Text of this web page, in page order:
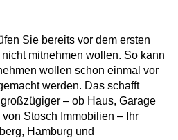
Sie bereits vor dem ersten
mitnehmen wollen. So kann
wollen schon einmal vor
werden. Das schafft
– ob Haus, Garage
Stosch Immobilien – Ihr
Hamburg und